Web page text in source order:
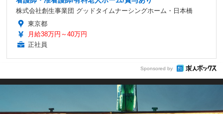
株式会社創生事業団 グッドタイムナーシングホーム・日本橋
東京都
月給38万円～40万円
正社員
Sponsored by